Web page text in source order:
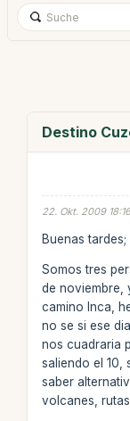
Destino
22. Okt. 2009 18:16
Buenas tardes;
Somos tres
de noviembre,
camino Inca,
no se si ese
nos cuadraria
saliendo el 10,
saber
volcanes,